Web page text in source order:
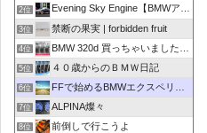
2位 Evening Sky Engine【BMWアルピナD4】
3位 禁断の果実 | forbidden fruit
4位 BMW 320d 買っちゃいました！！
5位 ４０歳からのＢＭＷ日記
6位 FFで始めるBMWエクスペリエンス
7位 ALPINA燦々
8位 前倒しで行こうよ